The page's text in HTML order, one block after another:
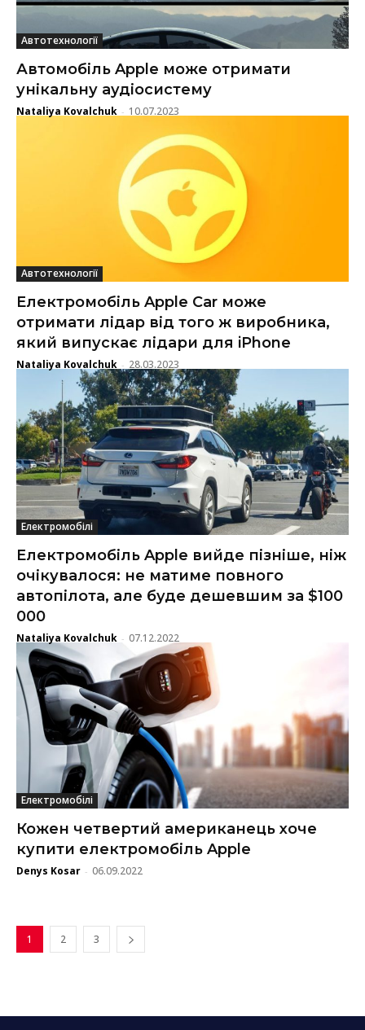
Автотехнології
Автомобіль Apple може отримати
унікальну аудіосистему
Nataliya Kovalchuk - 10.07.2023
Автотехнології
Електромобіль Apple Car може
отримати лідар від того ж виробника,
який випускає лідари для iPhone
Nataliya Kovalchuk - 28.03.2023
Електромобілі
Електромобіль Apple вийде пізніше, ніж
очікувалося: не матиме повного
автопілота, але буде дешевшим за $100
000
Nataliya Kovalchuk - 07.12.2022
Електромобілі
Кожен четвертий американець хоче
купити електромобіль Apple
Denys Kosar - 06.09.2022
1 2 3